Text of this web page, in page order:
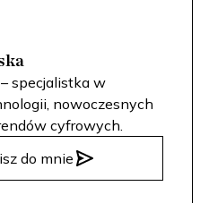
specjalistka w
nowoczesnych
cyfrowych.
do mnie